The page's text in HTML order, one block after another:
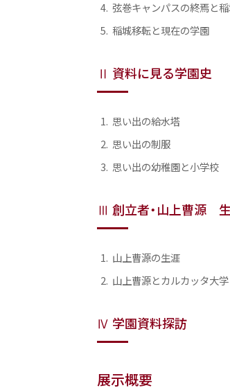
弦巻キャンパスの終焉と
稲城移転と現在の学園
Ⅱ 資料に見る学園史
思い出の給水塔
思い出の制服
思い出の幼稚園と小学校
Ⅲ 創立者・山上曹源
山上曹源の生涯
山上曹源とカルカッタ大学
Ⅳ 学園資料探訪
展示概要